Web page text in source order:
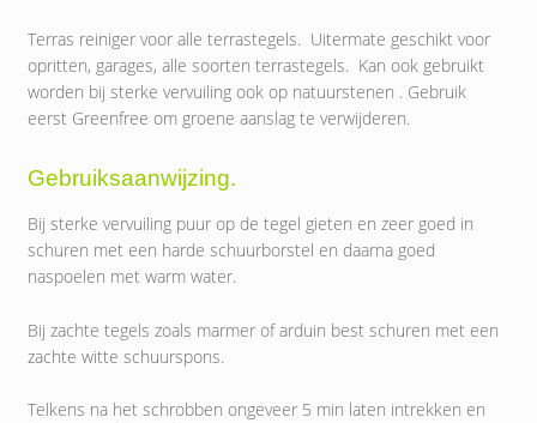
Terras reiniger voor alle terrastegels. Uitermate geschikt voor
opritten, garages, alle soorten terrastegels. Kan ook gebruikt
worden bij sterke vervuiling ook op natuurstenen . Gebruik
eerst Greenfree om groene aanslag te verwijderen.
Gebruiksaanwijzing.
Bij sterke vervuiling puur op de tegel gieten en zeer goed in
schuren met een harde schuurborstel en daarna goed
naspoelen met warm water.
Bij zachte tegels zoals marmer of arduin best schuren met een
zachte witte schuurspons.
Telkens na het schrobben ongeveer 5 min laten intrekken en